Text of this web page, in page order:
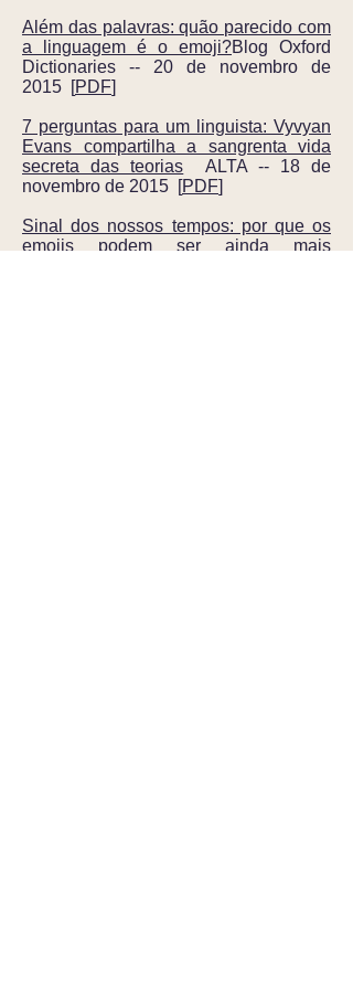
Além das palavras: quão parecido com
a linguagem é o emoji?Blog Oxford
Dictionaries -- 20 de novembro de
2015 [PDF]
7 perguntas para um linguista: Vyvyan
Evans compartilha a sangrenta vida
secreta das teorias ALTA -- 18 de
novembro de 2015 [PDF]
Sinal dos nossos tempos: por que os
emojis podem ser ainda mais